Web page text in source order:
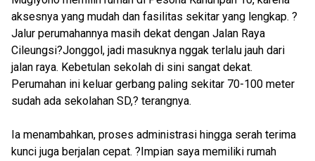
aksesnya yang mudah dan fasilitas sekitar yang lengkap. ?
Jalur perumahannya masih dekat dengan Jalan Raya
Cileungsi?Jonggol, jadi masuknya nggak terlalu jauh dari
jalan raya. Kebetulan sekolah di sini sangat dekat.
Perumahan ini keluar gerbang paling sekitar 70-100 meter
sudah ada sekolahan SD,? terangnya.
Ia menambahkan, proses administrasi hingga serah terima
kunci juga berjalan cepat. ?Impian saya memiliki rumah